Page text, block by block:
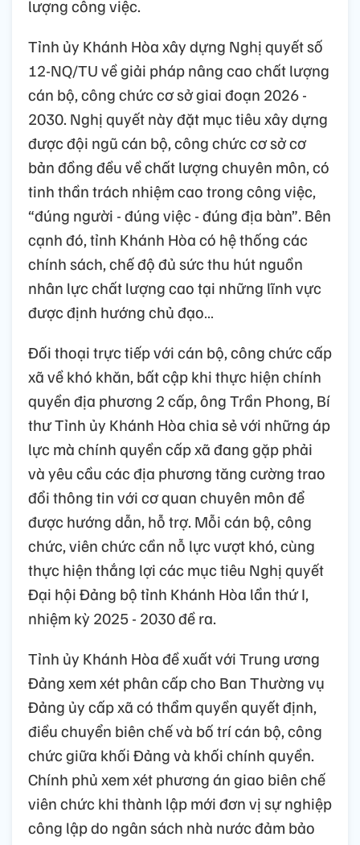
lượng công việc.
Tỉnh ủy Khánh Hòa xây dựng Nghị quyết số
12-NQ/TU về giải pháp nâng cao chất lượng
cán bộ, công chức cơ sở giai đoạn 2026 -
2030. Nghị quyết này đặt mục tiêu xây dựng
được đội ngũ cán bộ, công chức cơ sở cơ
bản đồng đều về chất lượng chuyên môn, có
tinh thần trách nhiệm cao trong công việc,
“đúng người - đúng việc - đúng địa bàn”. Bên
cạnh đó, tỉnh Khánh Hòa có hệ thống các
chính sách, chế độ đủ sức thu hút nguồn
nhân lực chất lượng cao tại những lĩnh vực
được định hướng chủ đạo…
Đối thoại trực tiếp với cán bộ, công chức cấp
xã về khó khăn, bất cập khi thực hiện chính
quyền địa phương 2 cấp, ông Trần Phong, Bí
thư Tỉnh ủy Khánh Hòa chia sẻ với những áp
lực mà chính quyền cấp xã đang gặp phải
và yêu cầu các địa phương tăng cường trao
đổi thông tin với cơ quan chuyên môn để
được hướng dẫn, hỗ trợ. Mỗi cán bộ, công
chức, viên chức cần nỗ lực vượt khó, cùng
thực hiện thắng lợi các mục tiêu Nghị quyết
Đại hội Đảng bộ tỉnh Khánh Hòa lần thứ I,
nhiệm kỳ 2025 - 2030 đề ra.
Tỉnh ủy Khánh Hòa đề xuất với Trung ương
Đảng xem xét phân cấp cho Ban Thường vụ
Đảng ủy cấp xã có thẩm quyền quyết định,
điều chuyển biên chế và bố trí cán bộ, công
chức giữa khối Đảng và khối chính quyền.
Chính phủ xem xét phương án giao biên chế
viên chức khi thành lập mới đơn vị sự nghiệp
công lập do ngân sách nhà nước đảm bảo